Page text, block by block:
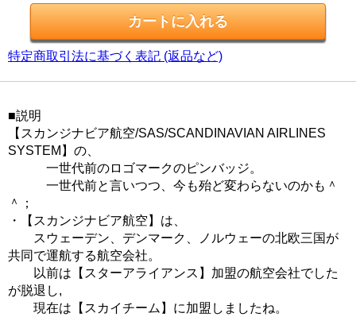
特定商取引法に基づく表記 (返品など)
■説明
【スカンジナビア航空/SAS/SCANDINAVIAN AIRLINES
SYSTEM】の、
一世代前のロゴマークのピンバッジ。
一世代前と言いつつ、今も殆ど変わらないのかも＾
＾；
・【スカンジナビア航空】は、
スウェーデン、デンマーク、ノルウェーの北欧三国が
共同で運航する航空会社。
以前は【スターアライアンス】加盟の航空会社でした
が脱退し,
現在は【スカイチーム】に加盟しましたね。